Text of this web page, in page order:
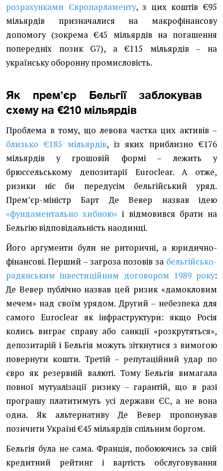
розрахунками Європарламенту, з цих коштів €95
мільярдів призначалися на макрофінансову
допомогу (зокрема €45 мільярдів на погашення
попередніх позик G7), а €115 мільярдів – на
українську оборонну промисловість.
Як премʼєр Бельгії заблокував
схему на €210 мільярдів
Проблема в тому, що левова частка цих активів –
близько €185 мільярдів, із яких приблизно €176
мільярдів у грошовій формі – лежить у
брюссельському депозитарії Euroclear. А отже,
ризики ніс би передусім бельгійський уряд.
Премʼєр-міністр Барт Де Вевер назвав ідею
«фундаментально хибною» і відмовився брати на
Бельгію відповідальність наодинці.
Його аргументи були не риторичні, а юридично-
фінансові. Перший – загроза позовів за бельгійсько-
радянським інвестиційним договором 1989 року:
Де Вевер публічно назвав цей ризик «дамокловим
мечем» над своїм урядом. Другий – небезпека для
самого Euroclear як інфраструктури: якщо Росія
колись виграє справу або санкції «розкрутяться»,
депозитарій і Бельгія можуть зіткнутися з вимогою
повернути кошти. Третій – репутаційний удар по
євро як резервній валюті. Тому Бельгія вимагала
повної мутуалізації ризику – гарантій, що в разі
програшу платитимуть усі держави ЄС, а не вона
одна. Як альтернативу Де Вевер пропонував
позичити Україні €45 мільярдів спільним боргом.
Бельгія була не сама. Франція, побоюючись за свій
кредитний рейтинг і вартість обслуговування